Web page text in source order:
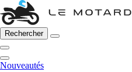
Rechercher
Nouveautés